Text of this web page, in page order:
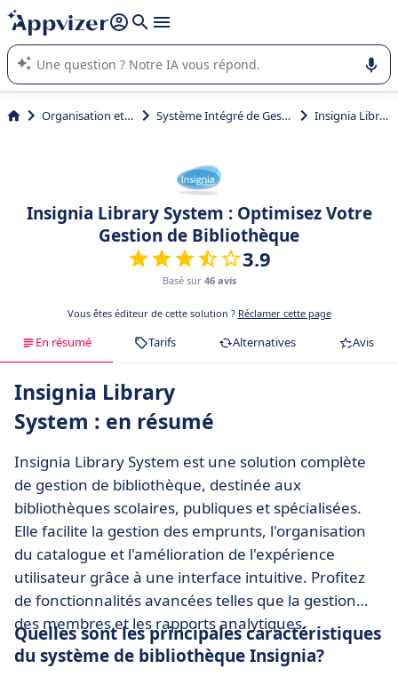
répondre (plusieurs lignes avec
L'IA de Appvizer vous guide dans l'utilisation ou la sélection de
logiciel SaaS en entreprise.
Organisation et planification Système Intégré de Gestion de Bibliothèque (SIGB) Insignia Library System
Insignia Library System : Optimisez Votre
Gestion de Bibliothèque
3.9
Basé sur 46 avis
Vous êtes éditeur de cette solution ? Réclamer cette page
En résumé Tarifs Alternatives Avis
Insignia Library
System : en résumé
Insignia Library System est une solution complète
de gestion de bibliothèque, destinée aux
bibliothèques scolaires, publiques et spécialisées.
Elle facilite la gestion des emprunts, l'organisation
du catalogue et l'amélioration de l'expérience
utilisateur grâce à une interface intuitive. Profitez
de fonctionnalités avancées telles que la gestion
des membres et les rapports analytiques.
Quelles sont les principales caractéristiques
du système de bibliothèque Insignia?